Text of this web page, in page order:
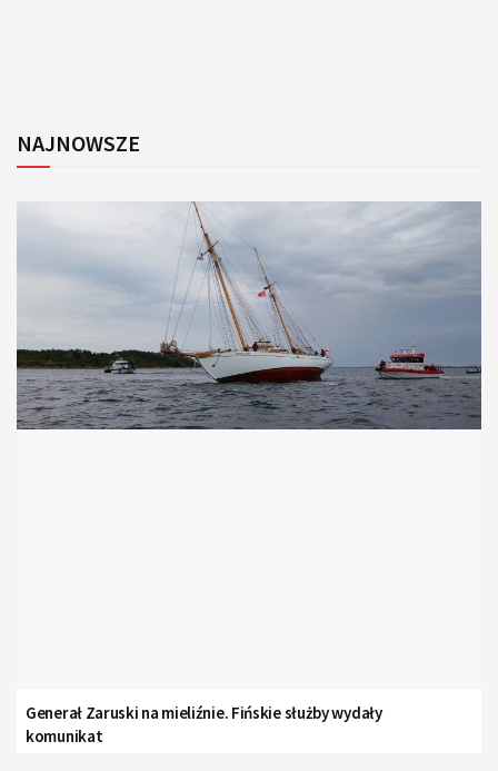
NAJNOWSZE
Generał Zaruski na mieliźnie. Fińskie służby wydały
komunikat